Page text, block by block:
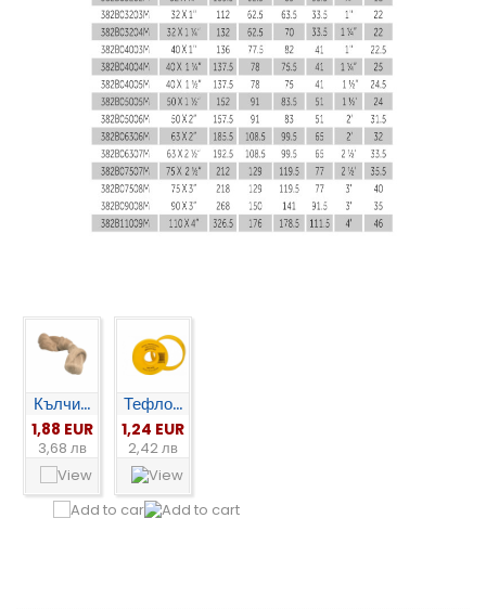
Кълчи...
1,88 EUR
3,68 лв
Тефло...
1,24 EUR
2,42 лв